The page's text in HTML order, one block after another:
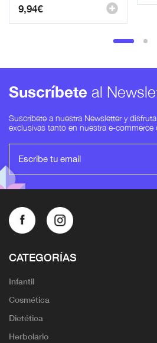
9,94€
Suscríbete al
Suscríbete a nuestra Newsletter y
exclusivas tanto en nuestra e-
CATEGORÍAS
Infantil
Cosmética
Dietética
Herbolario